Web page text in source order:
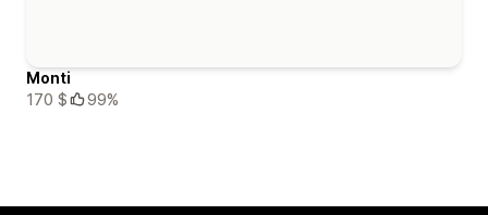
Monti
170 $
99%